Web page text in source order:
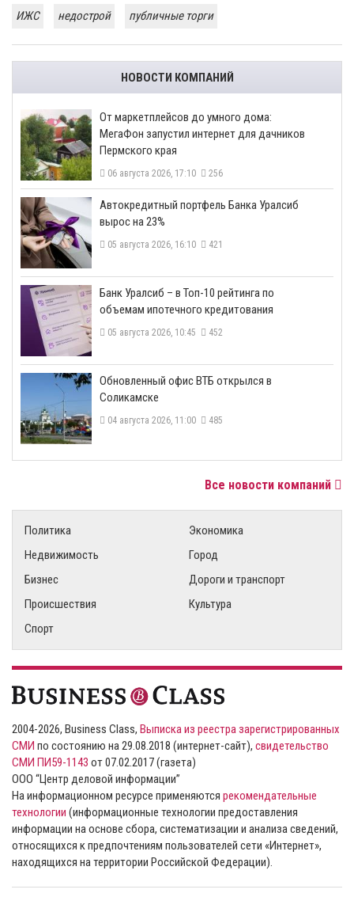
ИЖС
недострой публичные торги
НОВОСТИ КОМПАНИЙ
От маркетплейсов до умного дома:
МегаФон запустил интернет для дачников
Пермского края
06 августа 2026, 17:10 256
​Автокредитный портфель Банка Уралсиб
вырос на 23%
05 августа 2026, 16:10 421
​Банк Уралсиб – в Топ-10 рейтинга по
объемам ипотечного кредитования
05 августа 2026, 10:45 452
​Обновленный офис ВТБ открылся в
Соликамске
04 августа 2026, 11:00 485
Все новости компаний
Политика
Экономика
Недвижимость
Город
Бизнес
Дороги и транспорт
Происшествия
Культура
Спорт
2004-2026, Business Class, Выписка из реестра зарегистрированных
СМИ по состоянию на 29.08.2018 (интернет-сайт), свидетельство
СМИ ПИ59-1143 от 07.02.2017 (газета)
ООО “Центр деловой информации”
На информационном ресурсе применяются рекомендательные
технологии (информационные технологии предоставления
информации на основе сбора, систематизации и анализа сведений,
относящихся к предпочтениям пользователей сети «Интернет»,
находящихся на территории Российской Федерации).